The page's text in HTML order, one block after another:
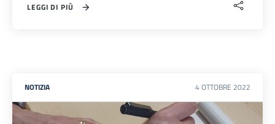
LEGGI DI PIÙ
NOTIZIA 4 OTTOBRE 2022